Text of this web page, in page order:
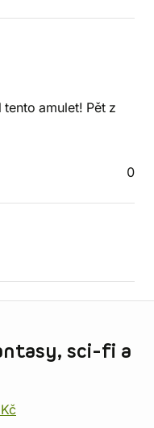
amulet! Pět z
0
sci-fi a